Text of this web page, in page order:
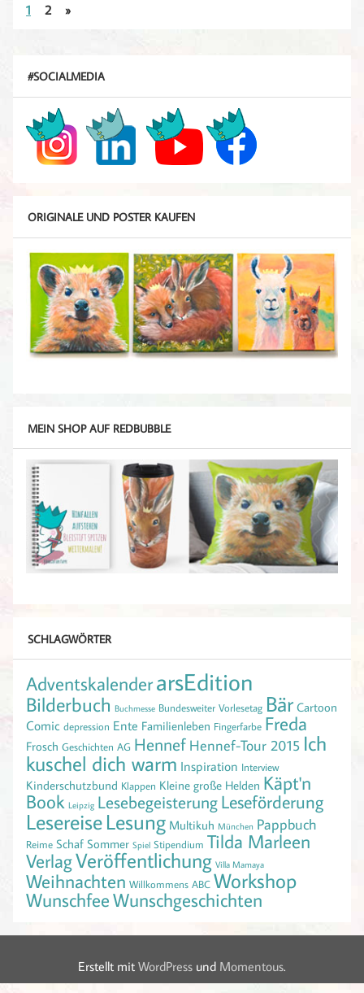
1 2 »
#SOCIALMEDIA
ORIGINALE UND POSTER KAUFEN
MEIN SHOP AUF REDBUBBLE
SCHLAGWÖRTER
AdventskalenderarsEdition
Bilderbuch Buchmesse Bundesweiter Vorlesetag Bär Cartoon
Comic depression Ente Familienleben Fingerfarbe Freda
Frosch Geschichten AG Hennef Hennef-Tour 2015 Ich
kuschel dich warm Inspiration Interview
Kinderschutzbund Klappen Kleine große Helden Käpt'n
Book Leipzig LesebegeisterungLeseförderung
LesereiseLesung Multikuh München Pappbuch
Reime Schaf Sommer Spiel Stipendium Tilda Marleen
VerlagVeröffentlichung Villa Mamaya
Weihnachten Willkommens ABC Workshop
WunschfeeWunschgeschichten
Erstellt mit WordPress und Momentous.